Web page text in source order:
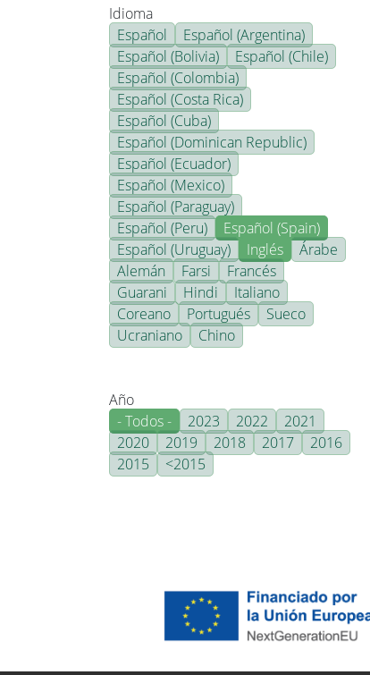
Idioma
Español
Español (Argentina)
Español (Bolivia)
Español (Chile)
Español (Colombia)
Español (Costa Rica)
Español (Cuba)
Español (Dominican Republic)
Español (Ecuador)
Español (Mexico)
Español (Paraguay)
Español (Peru)
Español (Spain)
Español (Uruguay)
Inglés
Árabe
Alemán
Farsi
Francés
Guarani
Hindi
Italiano
Coreano
Portugués
Sueco
Ucraniano
Chino
Año
- Todos -
2023 2022
2021
2020
2019 2018 2017
2016
2015
<2015